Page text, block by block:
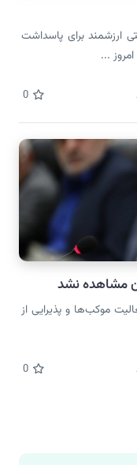
ارزشمند برای پاسداشت
...
0
مشاهده نشد
موکب‌ها و پذیرایی از
0